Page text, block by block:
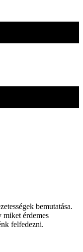
bemutatása.
érdemes
felfedezni.